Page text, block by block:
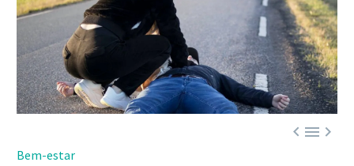

Bem-estar